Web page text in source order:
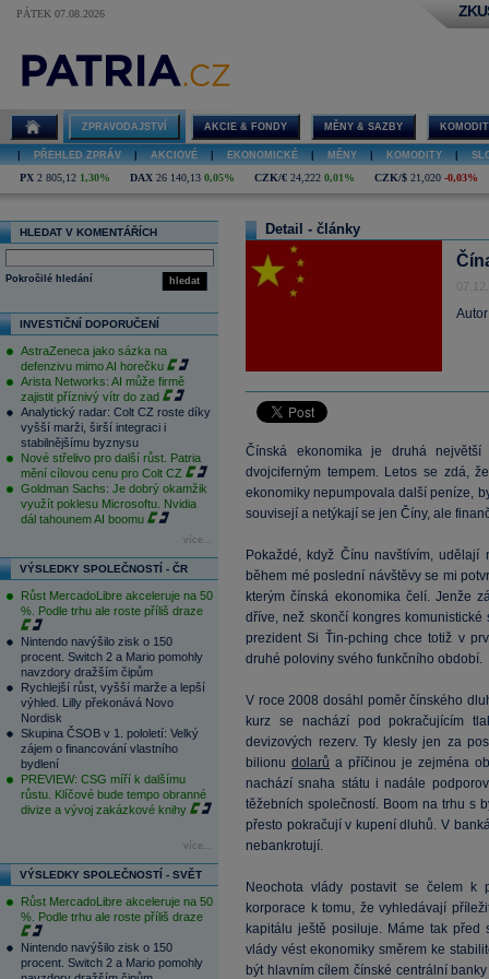
PÁTEK 07.08.2026
ZPRAVODAJSTVÍ AKCIE & FONDY MĚNY & SAZBY
PŘEHLED ZPRÁV AKCIOVÉ EKONOMICKÉ MĚNY KOMODITY
PX 2 805,12 1,30% DAX 26 140,13 0,05% CZK/€ 24,222 0,01% CZK/$ 21,020 -0,03%
HLEDAT V KOMENTÁŘÍCH
hledat
Pokročilé hledání
INVESTIČNÍ DOPORUČENÍ
AstraZeneca jako sázka na
defenzivu mimo AI horečku
Arista Networks: AI může firmě
zajistit příznivý vítr do zad
Analytický radar: Colt CZ roste díky
vyšší marži, širší integraci i
stabilnějšímu byznysu
Nové střelivo pro další růst. Patria
mění cílovou cenu pro Colt CZ
Goldman Sachs: Je dobrý okamžik
využít poklesu Microsoftu. Nvidia
dál tahounem AI boomu
více...
VÝSLEDKY SPOLEČNOSTÍ - ČR
Růst MercadoLibre akceleruje na 50
%. Podle trhu ale roste příliš draze
Nintendo navýšilo zisk o 150
procent. Switch 2 a Mario pomohly
navzdory dražším čipům
Rychlejší růst, vyšší marže a lepší
výhled. Lilly překonává Novo
Nordisk
Skupina ČSOB v 1. pololetí: Velký
zájem o financování vlastního
bydlení
PREVIEW: CSG míří k dalšímu
růstu. Klíčové bude tempo obranné
divize a vývoj zakázkové knihy
více...
VÝSLEDKY SPOLEČNOSTÍ - SVĚT
Růst MercadoLibre akceleruje na 50
%. Podle trhu ale roste příliš draze
Nintendo navýšilo zisk o 150
procent. Switch 2 a Mario pomohly
Detail - články
Čínská ekonomika je druhá
dvojciferným tempem. Letos se zdá,
ekonomiky nepumpovala další peníze,
souvisejí a netýkají se jen Číny, ale
Pokaždé, když Čínu navštívím,
během mé poslední návštěvy se mi
kterým čínská ekonomika čelí. Jenže
dříve, než skončí kongres
prezident Si Ťin-pching chce totiž v
druhé poloviny svého funkčního období.
V roce 2008 dosáhl poměr čínského
kurz se nachází pod pokračujícím
devizových rezerv. Ty klesly jen za
bilionudolarů a příčinou je zejména
nachází snaha státu i nadále
těžebních společností. Boom na trhu s
přesto pokračují v kupení dluhů. V
nebankrotují.
Neochota vlády postavit se čelem k
korporace k tomu, že vyhledávají
kapitálu ještě posiluje. Máme tak
vlády vést ekonomiky směrem ke
být hlavním cílem čínské centrální